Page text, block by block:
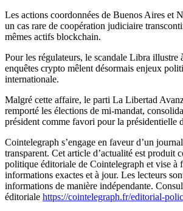
Les actions coordonnées de Buenos Aires et
un cas rare de coopération judiciaire
mêmes actifs blockchain.
Pour les régulateurs, le scandale Libra illustre
enquêtes crypto mêlent désormais enjeux
internationale.
Malgré cette affaire, le parti La Libertad
remporté les élections de mi-mandat,
président comme favori pour la présidentielle
Cointelegraph s’engage en faveur d’un
transparent. Cet article d’actualité est produit
politique éditoriale de Cointelegraph et vise à
informations exactes et à jour. Les lecteurs
informations de manière indépendante.
éditoriale https://cointelegraph.fr/editorial-